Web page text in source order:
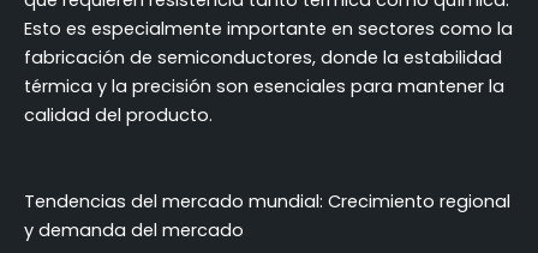
Esto es especialmente importante en sectores como la
fabricación de semiconductores, donde la estabilidad
térmica y la precisión son esenciales para mantener la
calidad del producto.
Tendencias del mercado mundial: Crecimiento regional
y demanda del mercado